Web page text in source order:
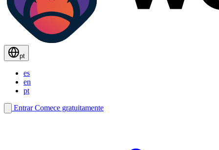
pt
es
en
pt
EntrarComece gratuitamente